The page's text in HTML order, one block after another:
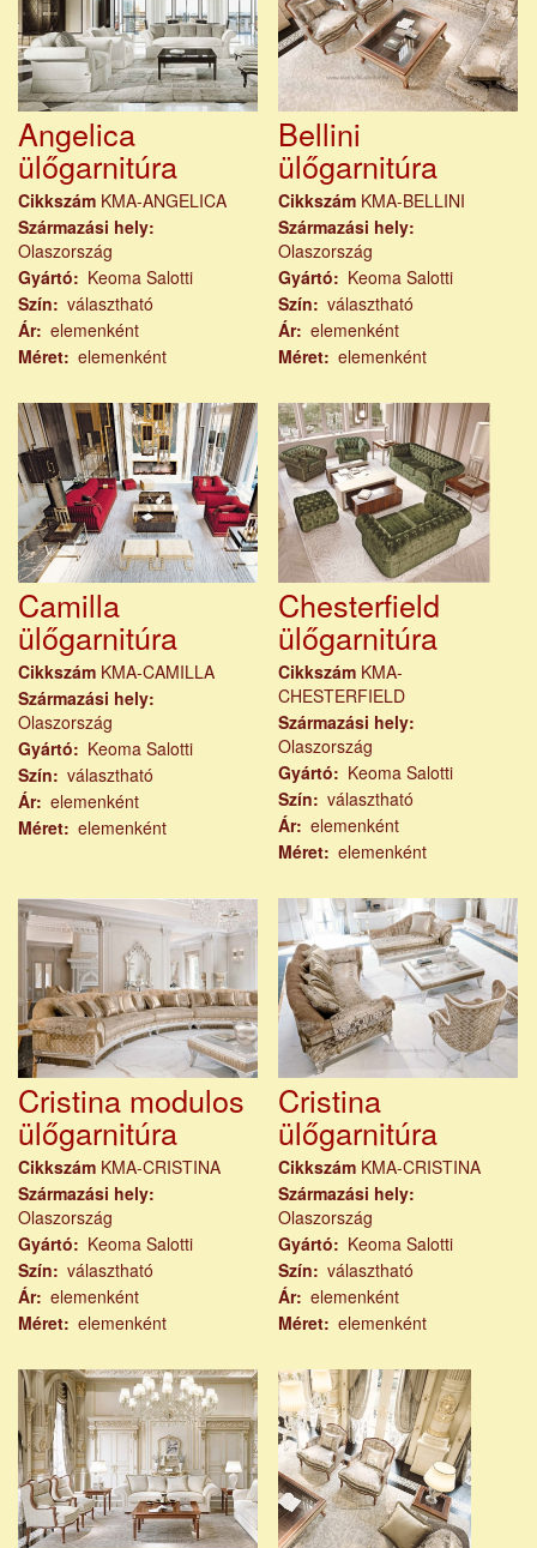
Angelica
ülőgarnitúra
Cikkszám KMA-ANGELICA
Származási hely
Olaszország
Gyártó
Keoma Salotti
Szín
választható
Ár elemenként
Méret elemenként
Bellini
ülőgarnitúra
Cikkszám KMA-BELLINI
Származási hely
Olaszország
Gyártó
Keoma Salotti
Szín
választható
Ár
elemenként
Méret
elemenként
Camilla
ülőgarnitúra
Cikkszám KMA-CAMILLA
Származási hely
Olaszország
Gyártó
Keoma Salotti
Szín
választható
Ár elemenként
Méret elemenként
Chesterfield
ülőgarnitúra
Cikkszám KMA-
CHESTERFIELD
Származási hely
Olaszország
Gyártó
Keoma Salotti
Szín
választható
Ár
elemenként
Méret
elemenként
Cristina modulos
ülőgarnitúra
Cikkszám KMA-CRISTINA
Származási hely
Olaszország
Gyártó
Keoma Salotti
Szín
választható
Ár elemenként
Méret elemenként
Cristina
ülőgarnitúra
Cikkszám KMA-CRISTINA
Származási hely
Olaszország
Gyártó
Keoma Salotti
Szín
választható
Ár
elemenként
Méret
elemenként